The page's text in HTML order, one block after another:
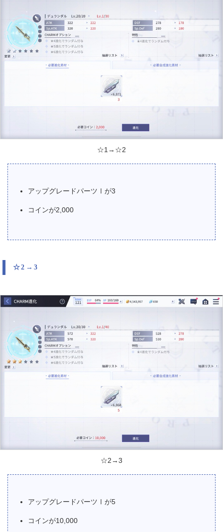
☆1→☆2
アップグレードパーツⅠが3
コインが2,000
☆2→3
☆2→3
アップグレードパーツⅠが5
コインが10,000